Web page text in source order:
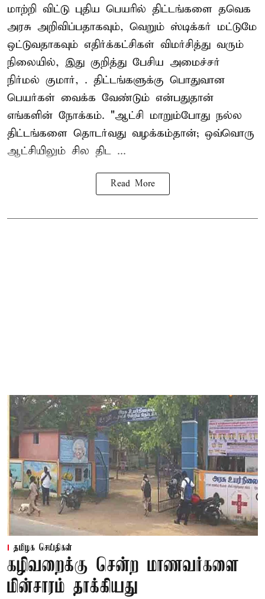
மாற்றி விட்டு புதிய பெயரில் திட்டங்களை தவெக
அரசு அறிவிப்பதாகவும், வெறும் ஸ்டிக்கர் மட்டுமே
ஒட்டுவதாகவும் எதிர்க்கட்சிகள் விமர்சித்து வரும்
நிலையில், இது குறித்து பேசிய அமைச்சர்
நிர்மல் குமார், . திட்டங்களுக்கு பொதுவான
பெயர்கள் வைக்க வேண்டும் என்பதுதான்
எங்களின் நோக்கம். "ஆட்சி மாறும்போது நல்ல
திட்டங்களை தொடர்வது வழக்கம்தான்; ஒவ்வொரு
ஆட்சியிலும் சில திட ...
Read More
தமிழக செய்திகள்
கழிவறைக்கு சென்ற மாணவர்களை
மின்சாரம் தாக்கியது